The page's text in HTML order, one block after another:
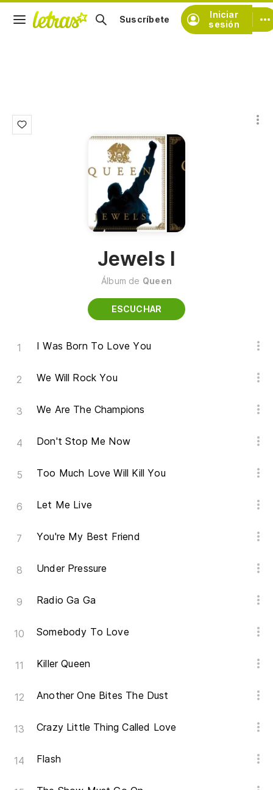
Iniciar
sesión
Suscríbete
Jewels I
Álbum de Queen
ESCUCHAR
I Was Born To Love You
We Will Rock You
We Are The Champions
Don't Stop Me Now
Too Much Love Will Kill You
Let Me Live
You're My Best Friend
Under Pressure
Radio Ga Ga
Somebody To Love
Killer Queen
Another One Bites The Dust
Crazy Little Thing Called Love
Flash